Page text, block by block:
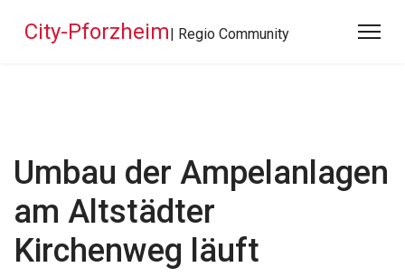
City-Pforzheim| Regio Community
Umbau der Ampelanlagen
am Altstädter
Kirchenweg läuft